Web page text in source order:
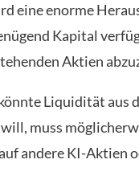
eine enorme
Kapital
Aktien
Liquidität aus
muss
andere KI-Aktien